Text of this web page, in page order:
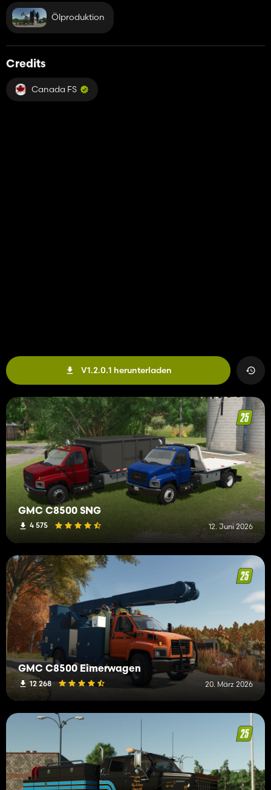
Ölproduktion
Credits
Canada FS
V1.2.0.1 herunterladen
GMC C8500 SNG
4 575 12. Juni 2026
GMC C8500 Eimerwagen
12 268 20. März 2026